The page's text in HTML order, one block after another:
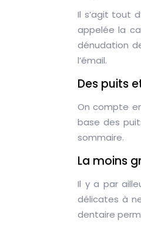
Il s’agit tout
appelée la
dénudation
l’émail.
Des puits
On compte
base des
sommaire.
La moins
Il y a par
délicates à
dentaire